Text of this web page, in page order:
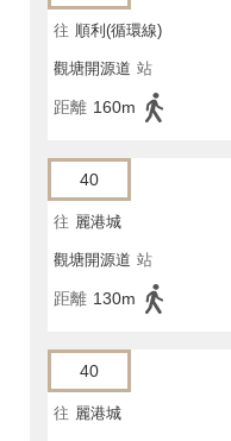
往 順利(循環線)
觀塘開源道 站
距離 160m
40
往 麗港城
觀塘開源道 站
距離 130m
40
往 麗港城